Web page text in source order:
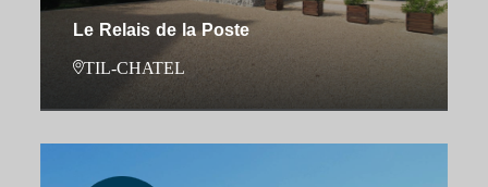
Le Relais de la Poste
TIL-CHATEL